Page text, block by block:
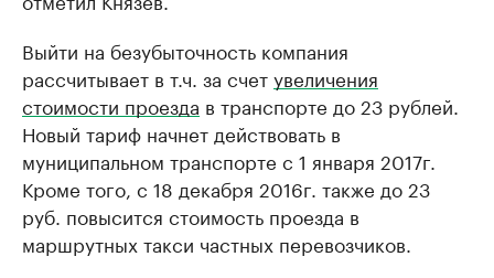
Выйти на безубыточность компания
рассчитывает в т.ч. за счетувеличения
стоимости проезда в транспорте до 23 рублей.
Новый тариф начнет действовать в
муниципальном транспорте с 1 января 2017г.
Кроме того, с 18 декабря 2016г. также до 23
руб. повысится стоимость проезда в
маршрутных такси частных перевозчиков.